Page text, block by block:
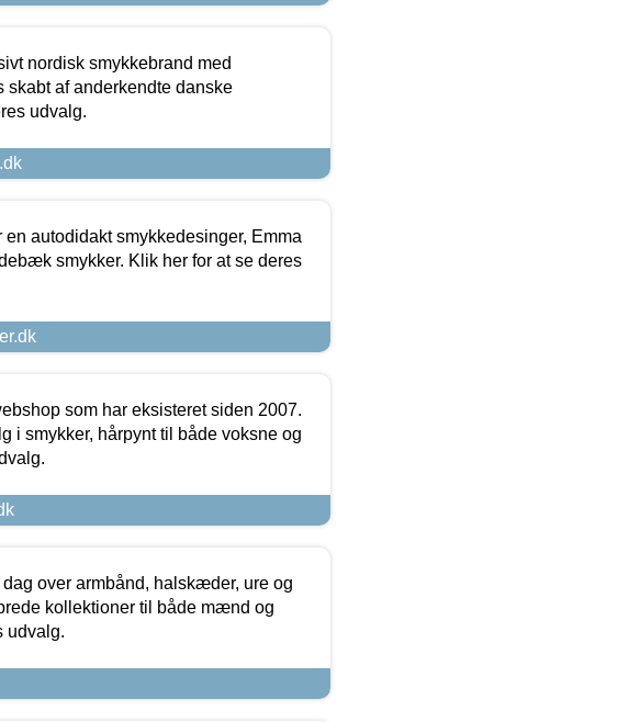
nordisk smykkebrand med
af anderkendte danske
udvalg.
autodidakt smykkedesinger, Emma
smykker. Klik her for at se deres
som har eksisteret siden 2007.
i smykker, hårpynt til både voksne og
over armbånd, halskæder, ure og
kollektioner til både mænd og
udvalg.